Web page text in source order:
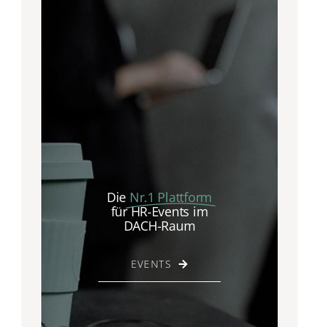
Die Nr.1 Plattform
für HR-Events im
DACH-Raum
EVENTS